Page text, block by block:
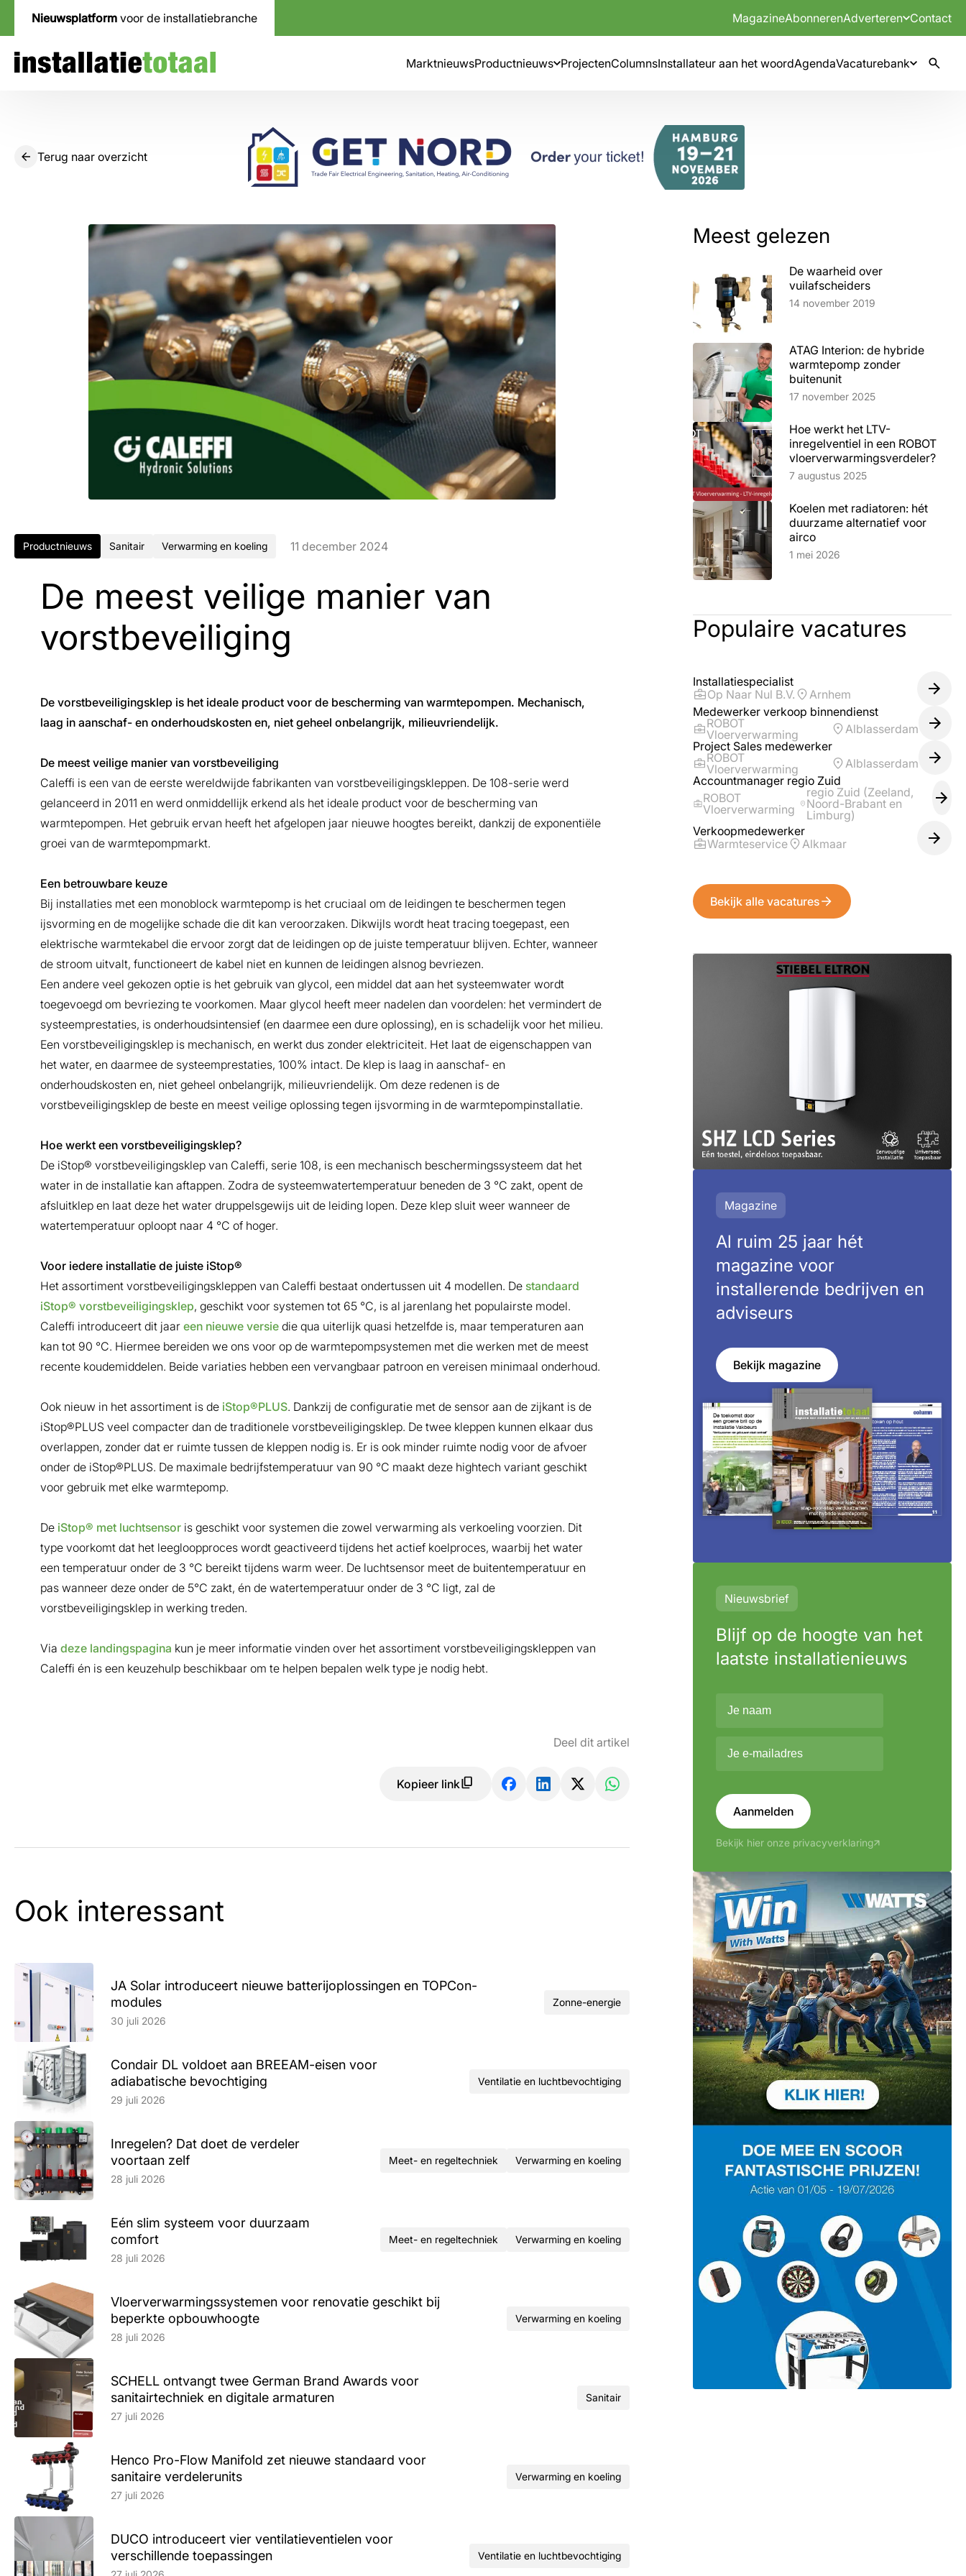
Nieuwsplatform voor de installatiebranche MagazineAbonnerenAdverteren Contact
MarktnieuwsProductnieuws ProjectenColumnsInstallateur aan het woordAgendaVacaturebank
Terug naar overzicht
Productnieuws Sanitair Verwarming en koeling 11 december 2024
De meest veilige manier van
vorstbeveiliging
De vorstbeveiligingsklep is het ideale product voor de bescherming van warmtepompen. Mechanisch,
laag in aanschaf- en onderhoudskosten en, niet geheel onbelangrijk, milieuvriendelijk.
De meest veilige manier van vorstbeveiliging
Caleffi is een van de eerste wereldwijde fabrikanten van vorstbeveiligingskleppen. De 108-serie werd
gelanceerd in 2011 en werd onmiddellijk erkend als het ideale product voor de bescherming van
warmtepompen. Het gebruik ervan heeft het afgelopen jaar nieuwe hoogtes bereikt, dankzij de exponentiële
groei van de warmtepompmarkt.
Een betrouwbare keuze
Bij installaties met een monoblock warmtepomp is het cruciaal om de leidingen te beschermen tegen
ijsvorming en de mogelijke schade die dit kan veroorzaken. Dikwijls wordt heat tracing toegepast, een
elektrische warmtekabel die ervoor zorgt dat de leidingen op de juiste temperatuur blijven. Echter, wanneer
de stroom uitvalt, functioneert de kabel niet en kunnen de leidingen alsnog bevriezen.
Een andere veel gekozen optie is het gebruik van glycol, een middel dat aan het systeemwater wordt
toegevoegd om bevriezing te voorkomen. Maar glycol heeft meer nadelen dan voordelen: het vermindert de
systeemprestaties, is onderhoudsintensief (en daarmee een dure oplossing), en is schadelijk voor het milieu.
Een vorstbeveiligingsklep is mechanisch, en werkt dus zonder elektriciteit. Het laat de eigenschappen van
het water, en daarmee de systeemprestaties, 100% intact. De klep is laag in aanschaf- en
onderhoudskosten en, niet geheel onbelangrijk, milieuvriendelijk. Om deze redenen is de
vorstbeveiligingsklep de beste en meest veilige oplossing tegen ijsvorming in de warmtepompinstallatie.
Hoe werkt een vorstbeveiligingsklep?
De iStop® vorstbeveiligingsklep van Caleffi, serie 108, is een mechanisch beschermingssysteem dat het
water in de installatie kan aftappen. Zodra de systeemwatertemperatuur beneden de 3 °C zakt, opent de
afsluitklep en laat deze het water druppelsgewijs uit de leiding lopen. Deze klep sluit weer wanneer de
watertemperatuur oploopt naar 4 °C of hoger.
Voor iedere installatie de juiste iStop®
Het assortiment vorstbeveiligingskleppen van Caleffi bestaat ondertussen uit 4 modellen. De standaard
iStop® vorstbeveiligingsklep, geschikt voor systemen tot 65 °C, is al jarenlang het populairste model.
Caleffi introduceert dit jaar een nieuwe versie die qua uiterlijk quasi hetzelfde is, maar temperaturen aan
kan tot 90 °C. Hiermee bereiden we ons voor op de warmtepompsystemen met die werken met de meest
recente koudemiddelen. Beide variaties hebben een vervangbaar patroon en vereisen minimaal onderhoud.
Ook nieuw in het assortiment is de iStop®PLUS. Dankzij de configuratie met de sensor aan de zijkant is de
iStop®PLUS veel compacter dan de traditionele vorstbeveiligingsklep. De twee kleppen kunnen elkaar dus
overlappen, zonder dat er ruimte tussen de kleppen nodig is. Er is ook minder ruimte nodig voor de afvoer
onder de iStop®PLUS. De maximale bedrijfstemperatuur van 90 °C maakt deze hightech variant geschikt
voor gebruik met elke warmtepomp.
De iStop® met luchtsensor is geschikt voor systemen die zowel verwarming als verkoeling voorzien. Dit
type voorkomt dat het leegloopproces wordt geactiveerd tijdens het actief koelproces, waarbij het water
een temperatuur onder de 3 °C bereikt tijdens warm weer. De luchtsensor meet de buitentemperatuur en
pas wanneer deze onder de 5°C zakt, én de watertemperatuur onder de 3 °C ligt, zal de
vorstbeveiligingsklep in werking treden.
Via deze landingspagina kun je meer informatie vinden over het assortiment vorstbeveiligingskleppen van
Caleffi én is een keuzehulp beschikbaar om te helpen bepalen welk type je nodig hebt.
Deel dit artikel
Kopieer link
Ook interessant
JA Solar introduceert nieuwe batterijoplossingen en TOPCon-
modules
Lees artikel
30 juli 2026
Zonne-energie
Condair DL voldoet aan BREEAM-eisen voor
adiabatische bevochtiging
Lees artikel
29 juli 2026
Ventilatie en luchtbevochtiging
Inregelen? Dat doet de verdeler
voortaan zelf
Lees artikel
28 juli 2026
Meet- en regeltechniek Verwarming en koeling
Eén slim systeem voor duurzaam
comfort
Lees artikel
28 juli 2026
Meet- en regeltechniek Verwarming en koeling
Vloerverwarmingssystemen voor renovatie geschikt bij
beperkte opbouwhoogte
Lees artikel
28 juli 2026
Verwarming en koeling
SCHELL ontvangt twee German Brand Awards voor
sanitairtechniek en digitale armaturen
Lees artikel
27 juli 2026
Sanitair
Henco Pro-Flow Manifold zet nieuwe standaard voor
sanitaire verdelerunits
Lees artikel
27 juli 2026
Verwarming en koeling
DUCO introduceert vier ventilatieventielen voor
verschillende toepassingen
Lees artikel
Ventilatie en luchtbevochtiging
Meest gelezen
De waarheid over
vuilafscheiders
Lees artikel
14 november 2019
ATAG Interion: de hybride
warmtepomp zonder
buitenunit
Lees artikel
17 november 2025
Hoe werkt het LTV-
inregelventiel in een ROBOT
vloerverwarmingsverdeler?
Lees artikel
7 augustus 2025
Koelen met radiatoren: hét
duurzame alternatief voor
aircoLees artikel
1 mei 2026
Populaire vacatures
Installatiespecialist
Op Naar Nul B.V.
Arnhem
Medewerker verkoop binnendienst
ROBOT
Vloerverwarming
Alblasserdam
Project Sales medewerker
ROBOT
Vloerverwarming
Alblasserdam
Accountmanager regio Zuid
ROBOT
Vloerverwarming
regio Zuid (Zeeland,
Noord-Brabant en
Limburg)
Verkoopmedewerker
Warmteservice
Alkmaar
Bekijk alle vacatures
Magazine
Al ruim 25 jaar hét
magazine voor
installerende bedrijven en
adviseurs
Bekijk magazine
Nieuwsbrief
Blijf op de hoogte van het
laatste installatienieuws
Aanmelden
Bekijk hier onze privacyverklaring